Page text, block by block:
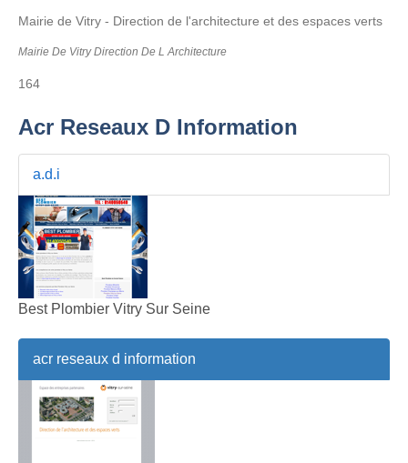
Mairie de Vitry - Direction de l'architecture et des espaces verts
Mairie De Vitry Direction De L Architecture
164
Acr Reseaux D Information
a.d.i
Best Plombier Vitry Sur Seine
acr reseaux d information